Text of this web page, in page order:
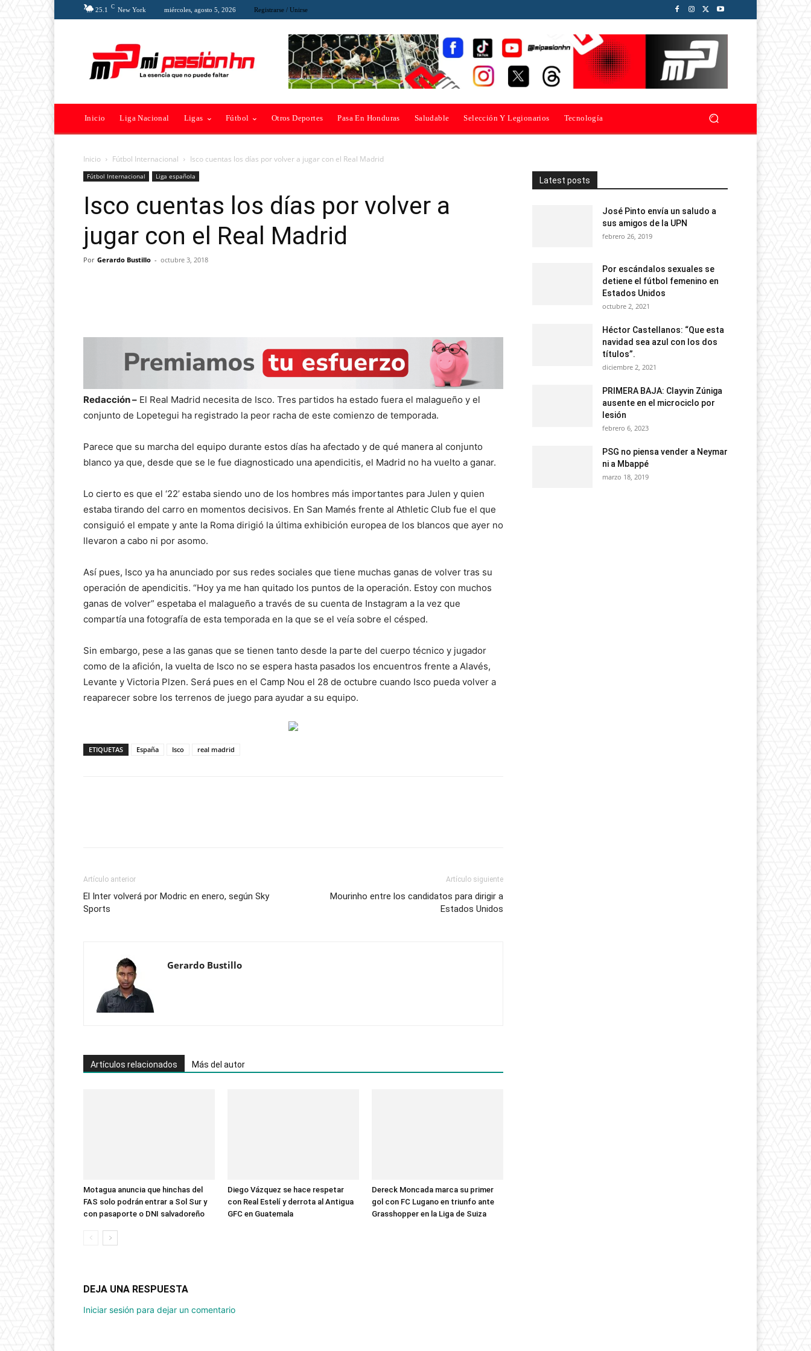
25.1 C New York miércoles, agosto 5, 2026 Registrarse / Unirse
Inicio Liga Nacional Ligas Fútbol Otros Deportes Pasa En Honduras Saludable Selección Y Legionarios Tecnología
Inicio Fútbol Internacional Isco cuentas los días por volver a jugar con el Real Madrid
Fútbol Internacional Liga española
Isco cuentas los días por volver a
jugar con el Real Madrid
Por Gerardo Bustillo - octubre 3, 2018
Redacción – El Real Madrid necesita de Isco. Tres partidos ha estado fuera el malagueño y el
conjunto de Lopetegui ha registrado la peor racha de este comienzo de temporada.
Parece que su marcha del equipo durante estos días ha afectado y de qué manera al conjunto
blanco ya que, desde que se le fue diagnosticado una apendicitis, el Madrid no ha vuelto a ganar.
Lo cierto es que el ‘22’ estaba siendo uno de los hombres más importantes para Julen y quien
estaba tirando del carro en momentos decisivos. En San Mamés frente al Athletic Club fue el que
consiguió el empate y ante la Roma dirigió la última exhibición europea de los blancos que ayer no
llevaron a cabo ni por asomo.
Así pues, Isco ya ha anunciado por sus redes sociales que tiene muchas ganas de volver tras su
operación de apendicitis. “Hoy ya me han quitado los puntos de la operación. Estoy con muchos
ganas de volver” espetaba el malagueño a través de su cuenta de Instagram a la vez que
compartía una fotografía de esta temporada en la que se el veía sobre el césped.
Sin embargo, pese a las ganas que se tienen tanto desde la parte del cuerpo técnico y jugador
como de la afición, la vuelta de Isco no se espera hasta pasados los encuentros frente a Alavés,
Levante y Victoria Plzen. Será pues en el Camp Nou el 28 de octubre cuando Isco pueda volver a
reaparecer sobre los terrenos de juego para ayudar a su equipo.
ETIQUETAS España Isco real madrid
Artículo anterior
El Inter volverá por Modric en enero, según Sky
Sports
Artículo siguiente
Mourinho entre los candidatos para dirigir a
Estados Unidos
Gerardo Bustillo
Artículos relacionados Más del autor
Motagua anuncia que hinchas del
FAS solo podrán entrar a Sol Sur y
con pasaporte o DNI salvadoreño
Diego Vázquez se hace respetar
con Real Estelí y derrota al Antigua
GFC en Guatemala
Dereck Moncada marca su primer
gol con FC Lugano en triunfo ante
Grasshopper en la Liga de Suiza
DEJA UNA RESPUESTA
Iniciar sesión para dejar un comentario
Latest posts
José Pinto envía un saludo a
sus amigos de la UPN
febrero 26, 2019
Por escándalos sexuales se
detiene el fútbol femenino en
Estados Unidos
octubre 2, 2021
Héctor Castellanos: “Que esta
navidad sea azul con los dos
títulos”.
diciembre 2, 2021
PRIMERA BAJA: Clayvin Zúniga
ausente en el microciclo por
lesión
febrero 6, 2023
PSG no piensa vender a Neymar
ni a Mbappé
marzo 18, 2019